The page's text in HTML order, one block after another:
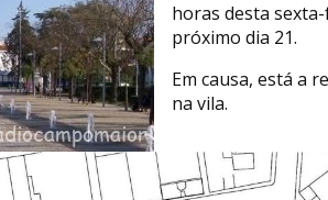
horas desta
próximo dia 21.
Em causa, está a
na vila.